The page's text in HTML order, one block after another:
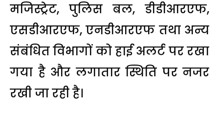
मजिस्ट्रेट, पुलिस बल, डीडीआरएफ,
एसडीआरएफ, एनडीआरएफ तथा अन्य
संबंधित विभागों को हाई अलर्ट पर रखा
गया है और लगातार स्थिति पर नजर
रखी जा रही है।